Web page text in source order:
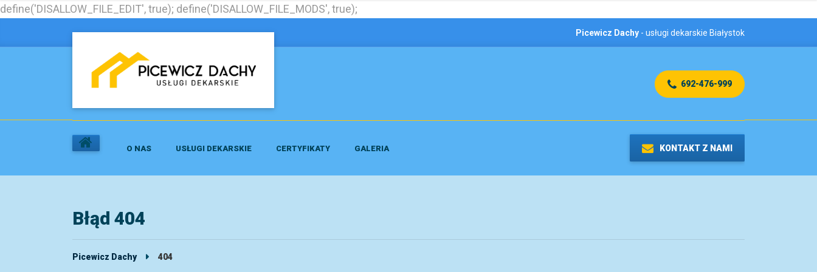
define('DISALLOW_FILE_EDIT', true); define('DISALLOW_FILE_MODS', true);
Picewicz Dachy - usługi dekarskie Białystok
KONTAKT Z NAMI
O NAS USŁUGI DEKARSKIE CERTYFIKATY GALERIA
692-476-999
Błąd 404
Picewicz Dachy 404